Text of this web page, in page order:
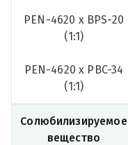
PEN-4620 x BPS-20
(1:1)
PEN-4620 x PBC-34
(1:1)
Солюбилизируемое
вещество